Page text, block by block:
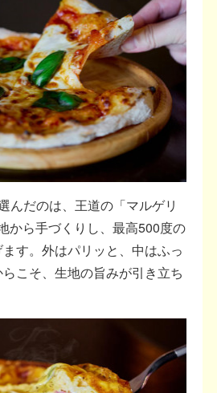
んだのは、王道の「マルゲリ
から手づくりし、最高500度の
す。外はパリッと、中はふっ
こそ、生地の旨みが引き立ち